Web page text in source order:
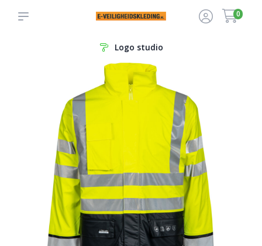
0
Logo studio